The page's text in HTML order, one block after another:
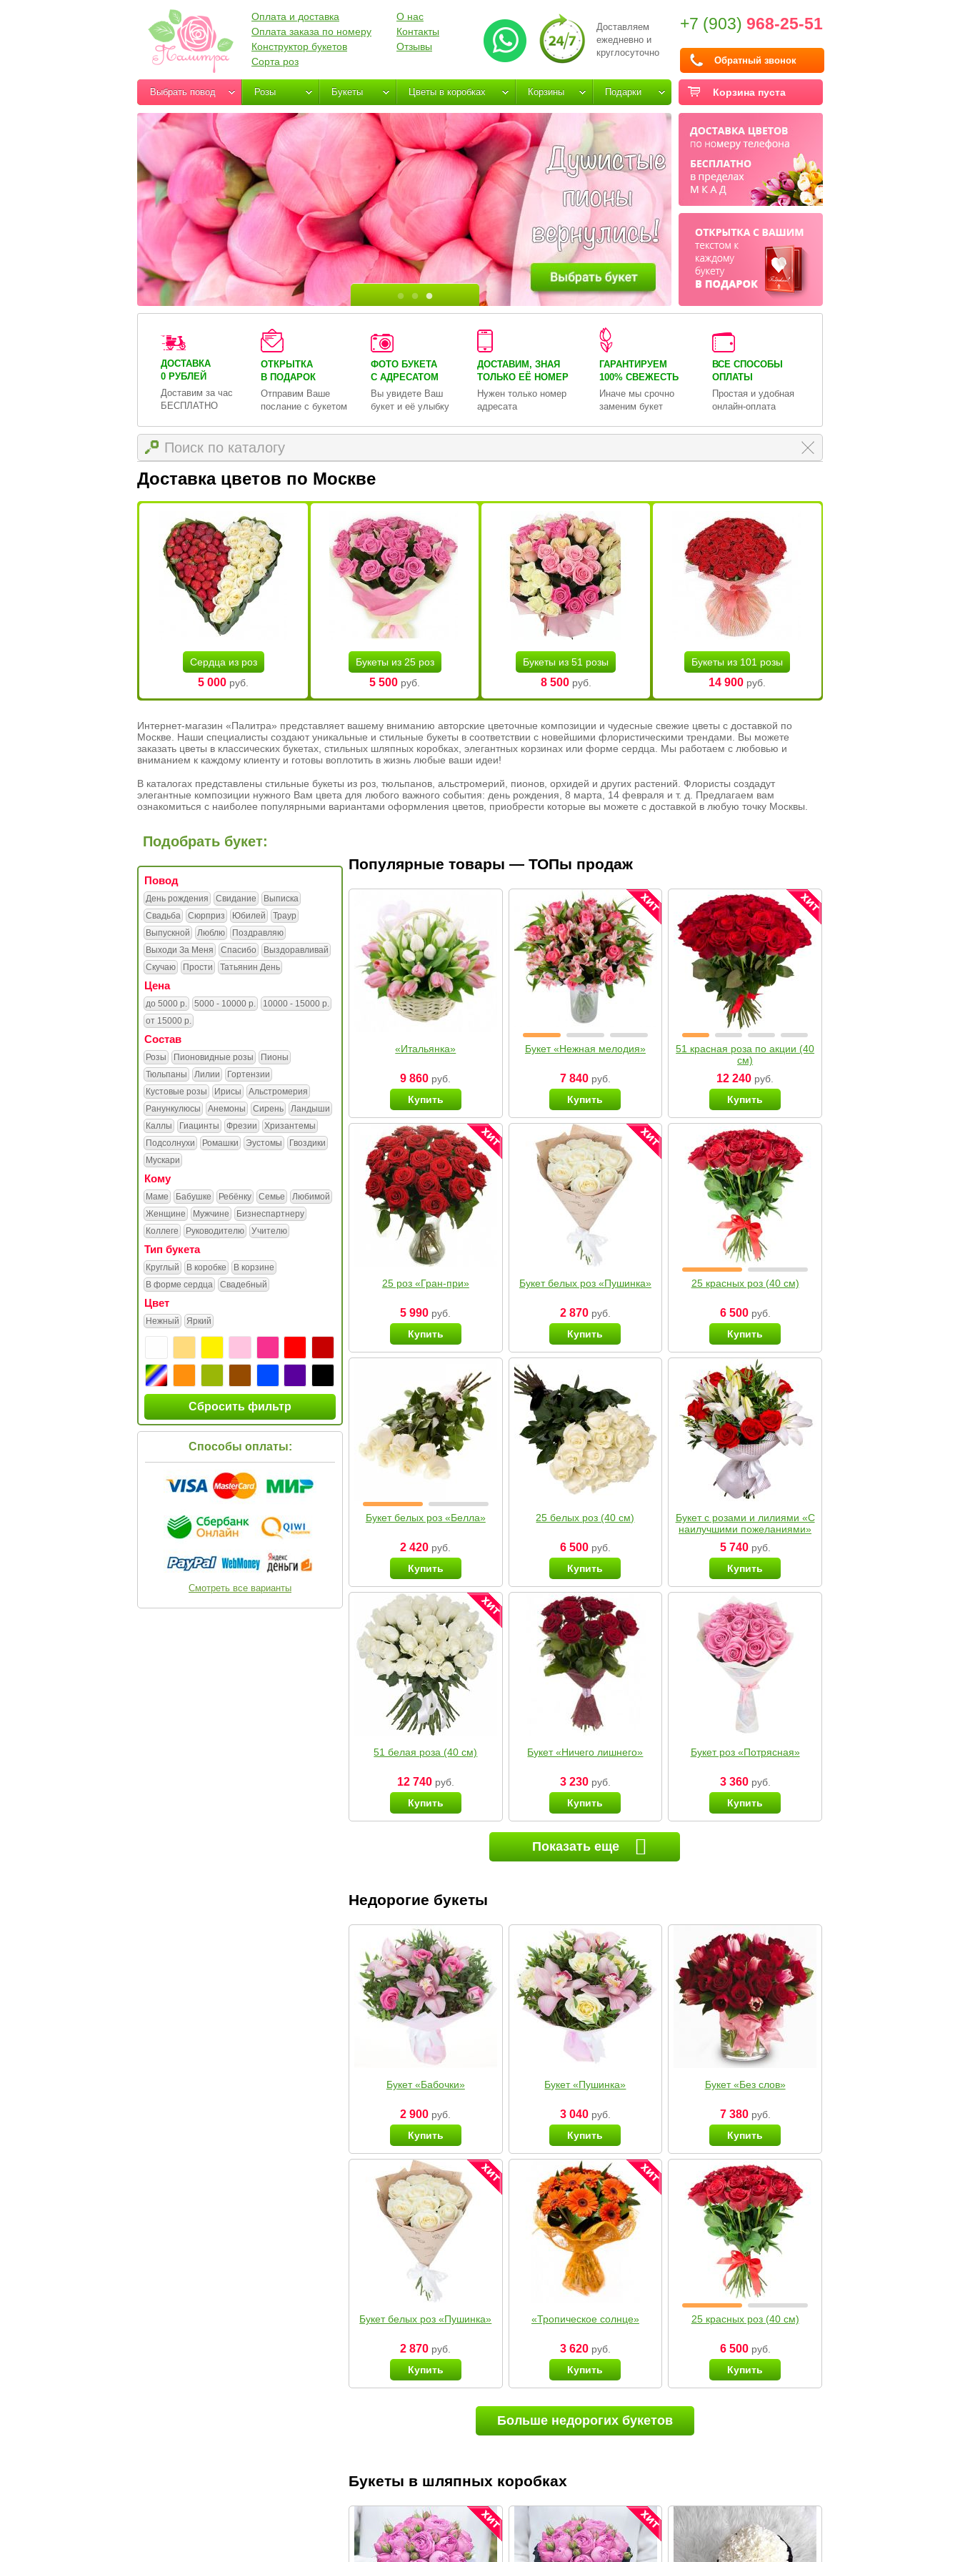
Доставляем
ежедневно и
круглосуточно
+7 (903) 968-25-51
Обратный звонок
Оплата и доставка
Оплата заказа по номеру
Конструктор букетов
Сорта роз
О нас
Контакты
Отзывы
Корзина пуста
Выбрать повод Розы Букеты Цветы в коробках Корзины Подарки
ДОСТАВКА
0 РУБЛЕЙ
Доставим за час
БЕСПЛАТНО
ОТКРЫТКА
В ПОДАРОК
Отправим Ваше
послание с букетом
ФОТО БУКЕТА
С АДРЕСАТОМ
Вы увидете Ваш
букет и её улыбку
ДОСТАВИМ, ЗНАЯ
ТОЛЬКО ЕЁ НОМЕР
Нужен только номер
адресата
ГАРАНТИРУЕМ
100% СВЕЖЕСТЬ
Иначе мы срочно
заменим букет
ВСЕ СПОСОБЫ
ОПЛАТЫ
Простая и удобная
онлайн-оплата
Доставка цветов по Москве
Сердца из роз
5 000 руб.
Букеты из 25 роз
5 500 руб.
Букеты из 51 розы
8 500руб.
Букеты из 101 розы
14 900руб.
Интернет-магазин «Палитра» представляет вашему вниманию авторские цветочные композиции и чудесные свежие цветы с доставкой по
Москве. Наши специалисты создают уникальные и стильные букеты в соответствии с новейшими флористическими трендами. Вы можете
заказать цветы в классических букетах, стильных шляпных коробках, элегантных корзинах или форме сердца. Мы работаем с любовью и
вниманием к каждому клиенту и готовы воплотить в жизнь любые ваши идеи!
В каталогах представлены стильные букеты из роз, тюльпанов, альстромерий, пионов, орхидей и других растений. Флористы создадут
элегантные композиции нужного Вам цвета для любого важного события: день рождения, 8 марта, 14 февраля и т. д. Предлагаем вам
ознакомиться с наиболее популярными вариантами оформления цветов, приобрести которые вы можете с доставкой в любую точку Москвы.
Подобрать букет:
Повод
День рождения Свидание
Выписка
Свадьба
Сюрприз Юбилей
Траур
Выпускной
Люблю
Поздравляю
Выходи За Меня
Спасибо
Выздоравливай
Скучаю
Прости Татьянин День
Цена
до 5000 р. 5000 - 10000 р.
10000 - 15000 р.
от 15000 р.
Состав
Розы Пионовидные розы
Пионы
Тюльпаны
Лилии
Гортензии
Кустовые розы
Ирисы
Альстромерия
Ранункулюсы
Анемоны Сирень
Ландыши
Каллы
Гиацинты Фрезии
Хризантемы
Подсолнухи
Ромашки Эустомы
Гвоздики
Мускари
Кому
Маме Бабушке Ребёнку Семье
Любимой
Женщине
Мужчине
Бизнеспартнеру
Коллеге
Руководителю Учителю
Тип букета
Круглый В коробке
В корзине
В форме сердца
Свадебный
Цвет
Нежный Яркий
Сбросить фильтр
Способы оплаты:
Смотреть все варианты
Популярные товары — ТОПы продаж
«Итальянка»
9 860 руб.
Купить
Букет «Нежная мелодия»
7 840руб.
Купить
51 красная роза по акции (40
см)
12 240 руб.
Купить
25 роз «Гран-при»
5 990 руб.
Купить
Букет белых роз «Пушинка»
2 870руб.
Купить
25 красных роз (40 см)
6 500руб.
Купить
Букет белых роз «Белла»
2 420 руб.
Купить
25 белых роз (40 см)
6 500руб.
Купить
Букет с розами и лилиями «С
наилучшими пожеланиями»
5 740руб.
Купить
51 белая роза (40 см)
12 740руб.
Купить
Букет «Ничего лишнего»
3 230руб.
Купить
Букет роз «Потрясная»
3 360руб.
Купить
Показать еще
Недорогие букеты
Букет «Бабочки»
2 900 руб.
Купить
Букет «Пушинка»
3 040руб.
Купить
Букет «Без слов»
7 380руб.
Купить
Букет белых роз «Пушинка»
2 870 руб.
Купить
«Тропическое солнце»
3 620руб.
Купить
25 красных роз (40 см)
6 500руб.
Купить
Больше недорогих букетов
Букеты в шляпных коробках